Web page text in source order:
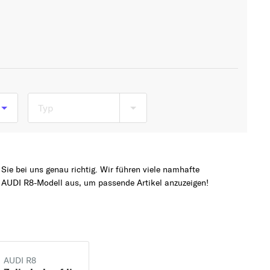
Typ
bei uns genau richtig. Wir führen viele namhafte
R8-Modell aus, um passende Artikel anzuzeigen!
AUDI R8